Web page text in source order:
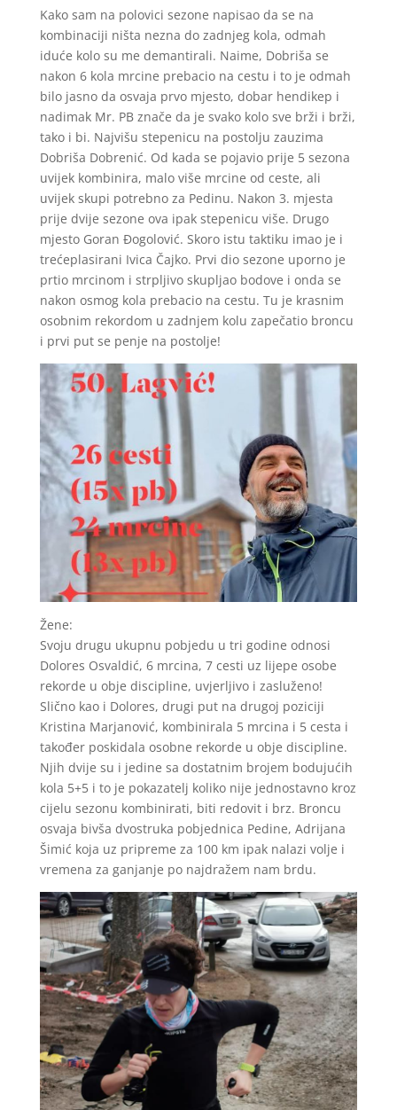
Kako sam na polovici sezone napisao da se na
kombinaciji ništa nezna do zadnjeg kola, odmah
iduće kolo su me demantirali. Naime, Dobriša se
nakon 6 kola mrcine prebacio na cestu i to je odmah
bilo jasno da osvaja prvo mjesto, dobar hendikep i
nadimak Mr. PB znače da je svako kolo sve brži i brži,
tako i bi. Najvišu stepenicu na postolju zauzima
Dobriša Dobrenić. Od kada se pojavio prije 5 sezona
uvijek kombinira, malo više mrcine od ceste, ali
uvijek skupi potrebno za Pedinu. Nakon 3. mjesta
prije dvije sezone ova ipak stepenicu više. Drugo
mjesto Goran Đogolović. Skoro istu taktiku imao je i
trećeplasirani Ivica Čajko. Prvi dio sezone uporno je
prtio mrcinom i strpljivo skupljao bodove i onda se
nakon osmog kola prebacio na cestu. Tu je krasnim
osobnim rekordom u zadnjem kolu zapečatio broncu
i prvi put se penje na postolje!
Žene:
Svoju drugu ukupnu pobjedu u tri godine odnosi
Dolores Osvaldić, 6 mrcina, 7 cesti uz lijepe osobe
rekorde u obje discipline, uvjerljivo i zasluženo!
Slično kao i Dolores, drugi put na drugoj poziciji
Kristina Marjanović, kombinirala 5 mrcina i 5 cesta i
također poskidala osobne rekorde u obje discipline.
Njih dvije su i jedine sa dostatnim brojem bodujućih
kola 5+5 i to je pokazatelj koliko nije jednostavno kroz
cijelu sezonu kombinirati, biti redovit i brz. Broncu
osvaja bivša dvostruka pobjednica Pedine, Adrijana
Šimić koja uz pripreme za 100 km ipak nalazi volje i
vremena za ganjanje po najdražem nam brdu.